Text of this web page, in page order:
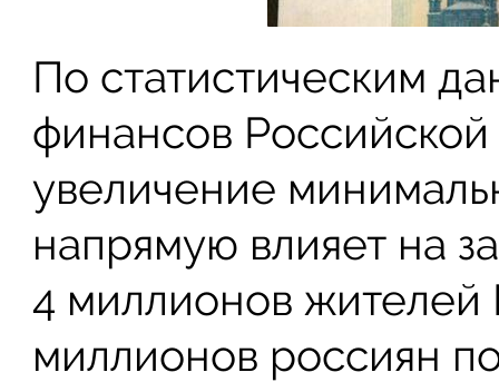
По статистическим
финансов
увеличение
напрямую влияет на
4 миллионов жителей
миллионов россиян